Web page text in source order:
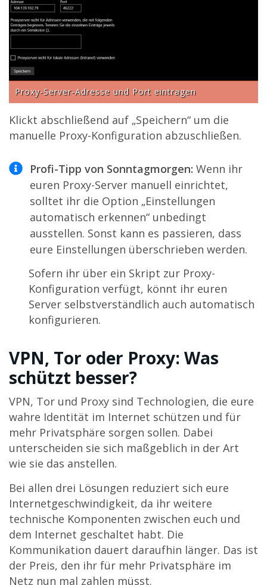
Proxy-Server-Adresse und Port eintragen
Klickt abschließend auf „Speichern“ um die
manuelle Proxy-Konfiguration abzuschließen.
Profi-Tipp von Sonntagmorgen: Wenn ihr
euren Proxy-Server manuell einrichtet,
solltet ihr die Option „Einstellungen
automatisch erkennen“ unbedingt
ausstellen. Sonst kann es passieren, dass
eure Einstellungen überschrieben werden.
Sofern ihr über ein Skript zur Proxy-
Konfiguration verfügt, könnt ihr euren
Server selbstverständlich auch automatisch
konfigurieren.
VPN, Tor oder Proxy: Was
schützt besser?
VPN, Tor und Proxy sind Technologien, die eure
wahre Identität im Internet schützen und für
mehr Privatsphäre sorgen sollen. Dabei
unterscheiden sie sich maßgeblich in der Art
wie sie das anstellen.
Bei allen drei Lösungen reduziert sich eure
Internetgeschwindigkeit, da ihr weitere
technische Komponenten zwischen euch und
dem Internet geschaltet habt. Die
Kommunikation dauert daraufhin länger. Das ist
der Preis, den ihr für mehr Privatsphäre im
Netz nun mal zahlen müsst.